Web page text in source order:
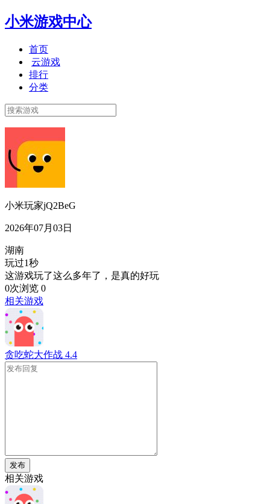
小米游戏中心
首页
云游戏
排行
分类
小米玩家jQ2BeG
2026年07月03日
湖南
玩过1秒
这游戏玩了这么多年了，是真的好玩
0次浏览 0
相关游戏
贪吃蛇大作战 4.4
发布
相关游戏